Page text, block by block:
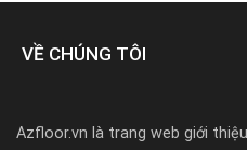
VỀ CHÚNG TÔI
Azfloor.vn là trang web giới